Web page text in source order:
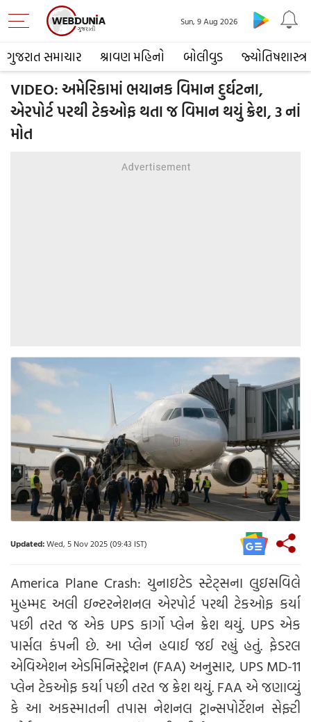
ગુજરાત સમાચાર શ્રાવણ મહિનો બોલીવુડ જ્યોતિષશાસ્ત્ર
Sun, 9 Aug 2026
VIDEO: અમેરિકામાં ભયાનક વિમાન દુર્ઘટના,
એરપોર્ટ પરથી ટેકઓફ થતા જ વિમાન થયું ક્રેશ, 3 નાં
મોત
Updated:Wed, 5 Nov 2025 (09:43 IST)
America Plane Crash: યુનાઇટેડ સ્ટેટ્સના લુઇસવિલે
મુહમ્મદ અલી ઇન્ટરનેશનલ એરપોર્ટ પરથી ટેકઓફ કર્યા
પછી તરત જ એક UPS કાર્ગો પ્લેન ક્રેશ થયું. UPS એક
પાર્સલ કંપની છે. આ પ્લેન હવાઈ જઈ રહ્યું હતું. ફેડરલ
એવિએશન એડમિનિસ્ટ્રેશન (FAA) અનુસાર, UPS MD-11
પ્લેન ટેકઓફ કર્યા પછી તરત જ ક્રેશ થયું. FAA એ જણાવ્યું
કે આ અકસ્માતની તપાસ નેશનલ ટ્રાન્સપોર્ટેશન સેફ્ટી